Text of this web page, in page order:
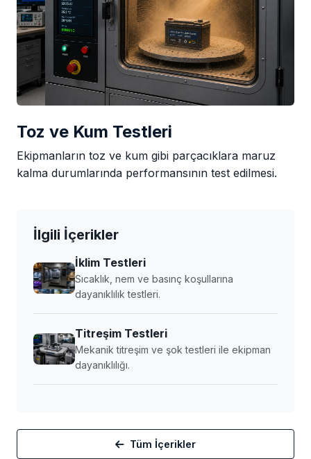
Toz ve Kum Testleri
Ekipmanların toz ve kum gibi parçacıklara maruz
kalma durumlarında performansının test edilmesi.
İlgili İçerikler
İklim Testleri
Sıcaklık, nem ve basınç koşullarına
dayanıklılık testleri.
Titreşim Testleri
Mekanik titreşim ve şok testleri ile ekipman
dayanıklılığı.
Tüm İçerikler